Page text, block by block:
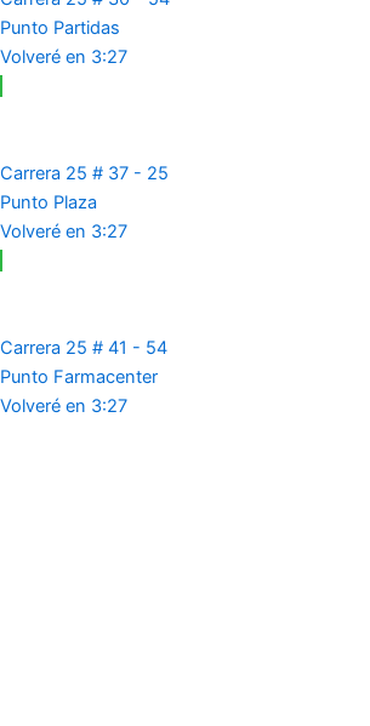
Punto Partidas
Volveré en 3:27
Carrera 25 # 37 - 25
Punto Plaza
Volveré en 3:27
Carrera 25 # 41 - 54
Punto Farmacenter
Volveré en 3:27